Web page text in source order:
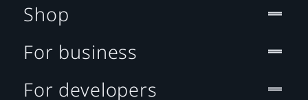
Shop
For business
For developers